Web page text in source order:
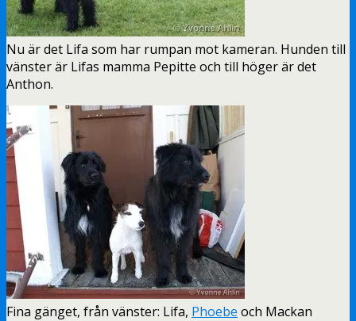
Nu är det Lifa som har rumpan mot kameran. Hunden till
vänster är Lifas mamma Pepitte och till höger är det
Anthon.
Fina gänget, från vänster: Lifa, Phoebe och Mackan